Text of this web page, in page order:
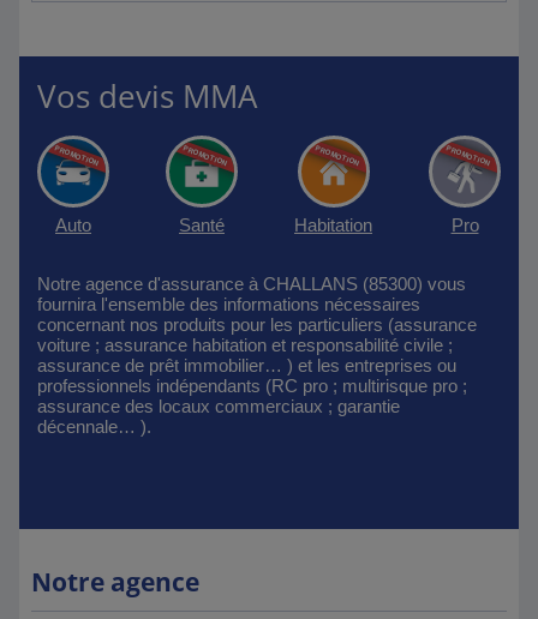
Vos devis MMA
Auto Santé Habitation Pro
Notre agence d'assurance à CHALLANS (85300) vous
fournira l'ensemble des informations nécessaires
concernant nos produits pour les particuliers (assurance
voiture ; assurance habitation et responsabilité civile ;
assurance de prêt immobilier… ) et les entreprises ou
professionnels indépendants (RC pro ; multirisque pro ;
assurance des locaux commerciaux ; garantie
décennale… ).
Notre agence